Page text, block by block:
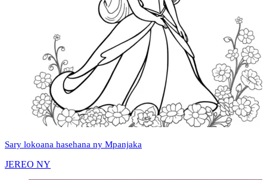
Sary lokoana hasehana ny Mpanjaka
JEREO NY